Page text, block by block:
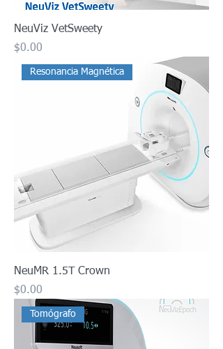
NeuViz VetSweety
Precio
$0.00
Resonancia Magnética
NeuMR 1.5T Crown
Precio
$0.00
Tomógrafo